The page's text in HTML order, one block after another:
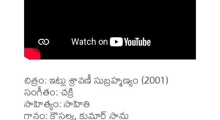
చిత్రం: ఇట్లు శ్రావణీ సుబ్రహ్మణ్యం (2001)
సంగీతం: చక్రి
సాహిత్యం: సాహితి
గానం: కౌసల్య, కుమార్ సాను